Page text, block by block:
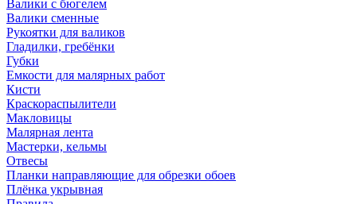
Валики с бюгелем
Валики сменные
Рукоятки для валиков
Гладилки, гребёнки
Губки
Емкости для малярных работ
Кисти
Краскораспылители
Макловицы
Малярная лента
Мастерки, кельмы
Отвесы
Планки направляющие для обрезки обоев
Плёнка укрывная